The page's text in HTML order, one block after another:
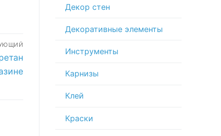
Декор стен
Декоративные элементы
Инструменты
Карнизы
Клей
Краски